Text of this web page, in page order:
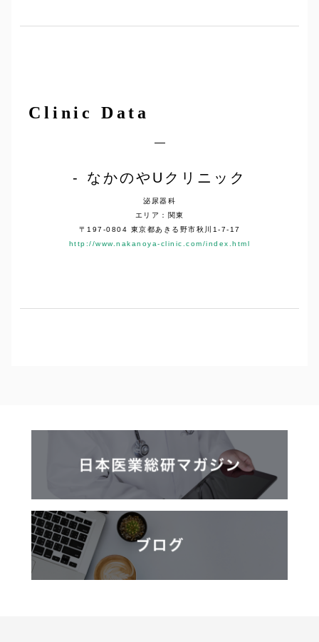
Clinic Data
なかのやUクリニック
泌尿器科
エリア：関東
〒197-0804 東京都あきる野市秋川1-7-17
http://www.nakanoya-clinic.com/index.html